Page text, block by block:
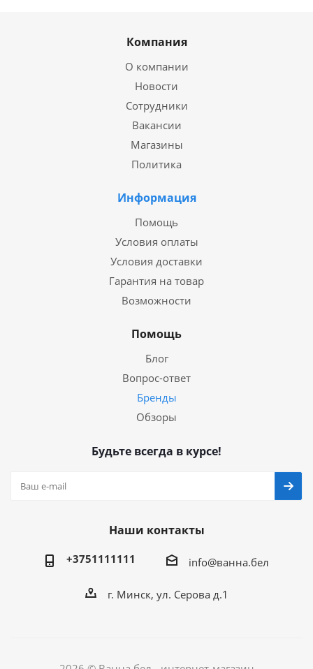
Компания
О компании
Новости
Сотрудники
Вакансии
Магазины
Политика
Информация
Помощь
Условия оплаты
Условия доставки
Гарантия на товар
Возможности
Помощь
Блог
Вопрос-ответ
Бренды
Обзоры
Будьте всегда в курсе!
Наши контакты
+3751111111 info@ванна.бел
г. Минск, ул. Серова д.1